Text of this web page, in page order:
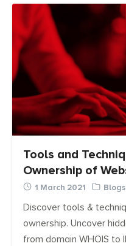
Tools and
Ownership of
1 March 2021 Blogs
Discover tools &
ownership. Uncover
from domain WHOIS to